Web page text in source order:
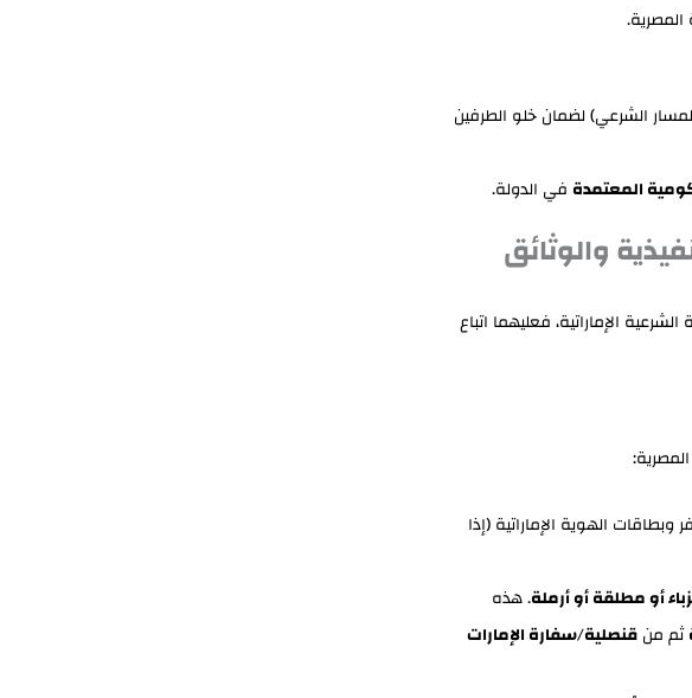
المصرية.
الشرعي) لضمان خلو الطرفين
المعتمدة في الدولة.
والوثائق
الإماراتية، فعليهما اتباع
الهوية الإماراتية (إذا
أو مطلقة أو أرملة. هذه
ثم منقنصلية/سفارة الإمارات